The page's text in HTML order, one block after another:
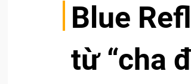
Blue
từ “cha